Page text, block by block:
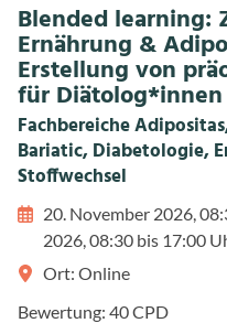
Blended learning:
Ernährung &
Erstellung von
für Diätolog*innen
Fachbereiche
Bariatic, Diabetologie,
Stoffwechsel
20. November 2026,
2026, 08:30 bis 17:00
Ort: Online
Bewertung: 40 CPD